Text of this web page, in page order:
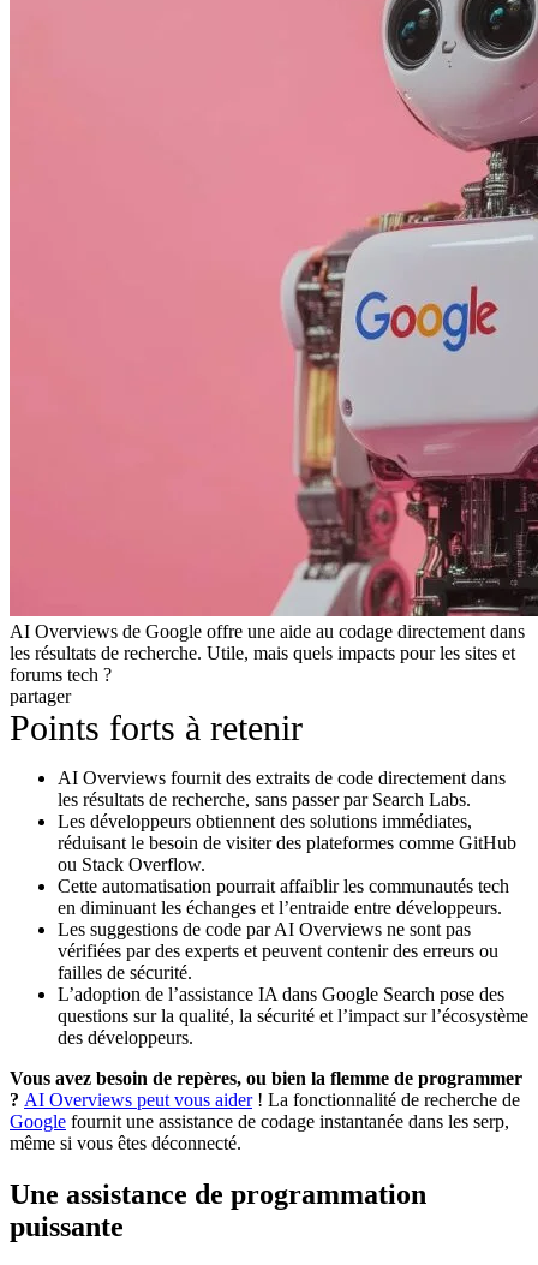
AI Overviews de Google offre une aide au codage directement dans
les résultats de recherche. Utile, mais quels impacts pour les sites et
forums tech ?
partager
Points forts à retenir
AI Overviews fournit des extraits de code directement dans
les résultats de recherche, sans passer par Search Labs.
Les développeurs obtiennent des solutions immédiates,
réduisant le besoin de visiter des plateformes comme GitHub
ou Stack Overflow.
Cette automatisation pourrait affaiblir les communautés tech
en diminuant les échanges et l’entraide entre développeurs.
Les suggestions de code par AI Overviews ne sont pas
vérifiées par des experts et peuvent contenir des erreurs ou
failles de sécurité.
L’adoption de l’assistance IA dans Google Search pose des
questions sur la qualité, la sécurité et l’impact sur l’écosystème
des développeurs.
Vous avez besoin de repères, ou bien la flemme de programmer
? AI Overviews peut vous aider! La fonctionnalité de recherche de
Google fournit une assistance de codage instantanée dans les serp,
même si vous êtes déconnecté.
Une assistance de programmation
puissante